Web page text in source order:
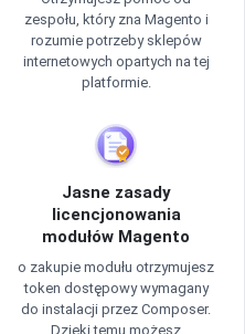
zespołu, który zna Magento i
rozumie potrzeby sklepów
internetowych opartych na tej
platformie.
Jasne zasady
licencjonowania
modułów Magento
o zakupie modułu otrzymujesz
token dostępowy wymagany
do instalacji przez Composer.
Dzięki temu możesz